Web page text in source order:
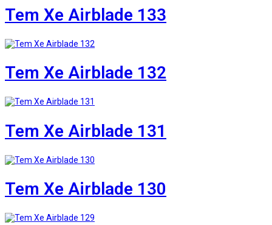
Tem Xe Airblade 133
Tem Xe Airblade 132
Tem Xe Airblade 131
Tem Xe Airblade 130